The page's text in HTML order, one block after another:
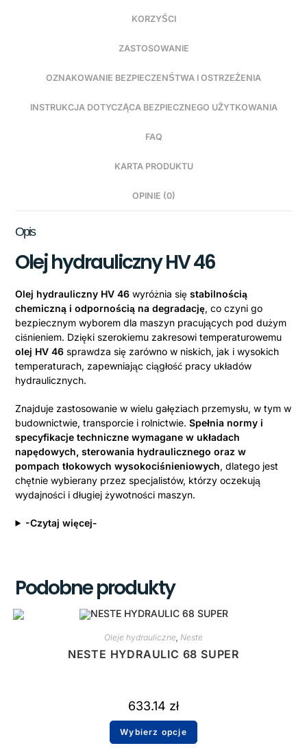
KORZYŚCI
ZASTOSOWANIE
OZNAKOWANIE BEZPIECZENŚTWA I OSTRZEŻENIA
INSTRUKCJA DOTYCZĄCA BEZPIECZNEGO UŻYTKOWANIA
FAQ
KARTA PRODUKTU
OPINIE (0)
Opis
Olej hydrauliczny HV 46
Olej hydrauliczny HV 46 wyróżnia sięstabilnością
chemiczną i odpornością na degradację, co czyni go
bezpiecznym wyborem dla maszyn pracujących pod dużym
ciśnieniem. Dzięki szerokiemu zakresowi temperaturowemu
olej HV 46 sprawdza się zarówno w niskich, jak i wysokich
temperaturach, zapewniając ciągłość pracy układów
hydraulicznych.
Znajduje zastosowanie w wielu gałęziach przemysłu, w tym w
budownictwie, transporcie i rolnictwie.Spełnia normy i
specyfikacje techniczne wymagane w układach
napędowych, sterowania hydraulicznego oraz w
pompach tłokowych wysokociśnieniowych, dlatego jest
chętnie wybierany przez specjalistów, którzy oczekują
wydajności i długiej żywotności maszyn.
-Czytaj więcej-
Podobne produkty
Oleje hydrauliczne, Neste
NESTE HYDRAULIC 68 SUPER
633.14 zł
Wybierz opcje